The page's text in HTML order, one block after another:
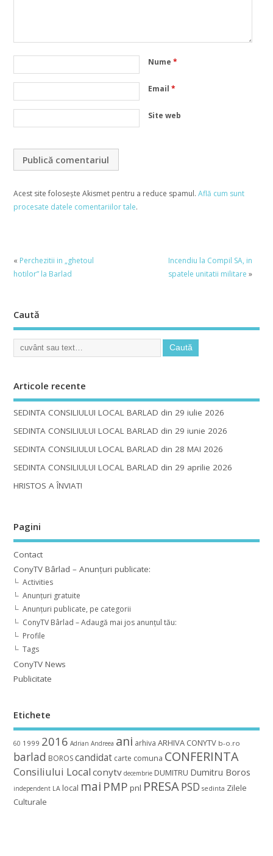
Nume *
Email *
Site web
Acest site folosește Akismet pentru a reduce spamul. Află cum sunt
procesate datele comentariilor tale.
« Perchezitii in „ghetoul
hotilor” la Barlad
Incendiu la Compil SA, in
spatele unitatii militare »
Caută
Articole recente
SEDINTA CONSILIULUI LOCAL BARLAD din 29 iulie 2026
SEDINTA CONSILIULUI LOCAL BARLAD din 29 iunie 2026
SEDINTA CONSILIULUI LOCAL BARLAD din 28 MAI 2026
SEDINTA CONSILIULUI LOCAL BARLAD din 29 aprilie 2026
HRISTOS A ÎNVIAT!
Pagini
Contact
ConyTV Bârlad – Anunțuri publicate:
Activities
Anunțuri gratuite
Anunțuri publicate, pe categorii
ConyTV Bârlad – Adaugă mai jos anunțul tău:
Profile
Tags
ConyTV News
Publicitate
Etichete
60 1999 2016 Adrian Andreea ani arhiva ARHIVA CONYTV b-o.ro
barlad BOROScandidat carte comuna CONFERINTA
Consiliului Local conytv decembrie DUMITRU Dumitru Boros
independent LA local mai PMP pnl PRESAPSD sedinta Zilele
Culturale